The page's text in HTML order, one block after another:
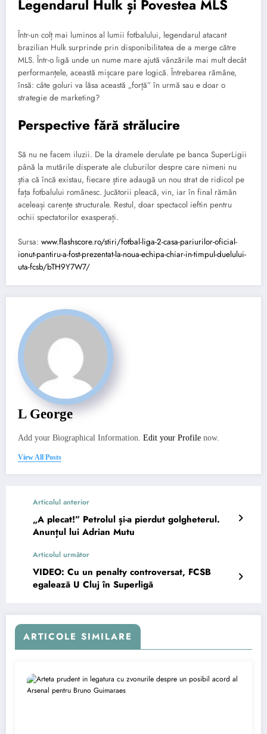
Legendarul Hulk și Povestea MLS
Într-un colț mai luminos al lumii fotbalului, legendarul atacant
brazilian Hulk surprinde prin disponibilitatea de a merge către
MLS. Într-o ligă unde un nume mare ajută vânzările mai mult decât
performanțele, această mișcare pare logică. Întrebarea rămâne,
însă: câte goluri va lăsa această „forță” în urmă sau e doar o
strategie de marketing?
Perspective fără strălucire
Să nu ne facem iluzii. De la dramele derulate pe banca SuperLigii
până la mutările disperate ale cluburilor despre care nimeni nu
știa că încă existau, fiecare știre adaugă un nou strat de ridicol pe
fața fotbalului românesc. Jucătorii pleacă, vin, iar în final rămân
aceleași carențe structurale. Restul, doar spectacol ieftin pentru
ochii spectatorilor exasperați.
Sursa: www.flashscore.ro/stiri/fotbal-liga-2-casa-pariurilor-oficial-
ionut-pantiru-a-fost-prezentat-la-noua-echipa-chiar-in-timpul-duelului-
uta-fcsb/bTH9Y7W7/
L George
Add your Biographical Information. Edit your Profile now.
View All Posts
Articolul anterior
„A plecat!” Petrolul și-a pierdut golgheterul.
Anunțul lui Adrian Mutu
Articolul următor
VIDEO: Cu un penalty controversat, FCSB
egalează U Cluj în Superligă
ARTICOLE SIMILARE